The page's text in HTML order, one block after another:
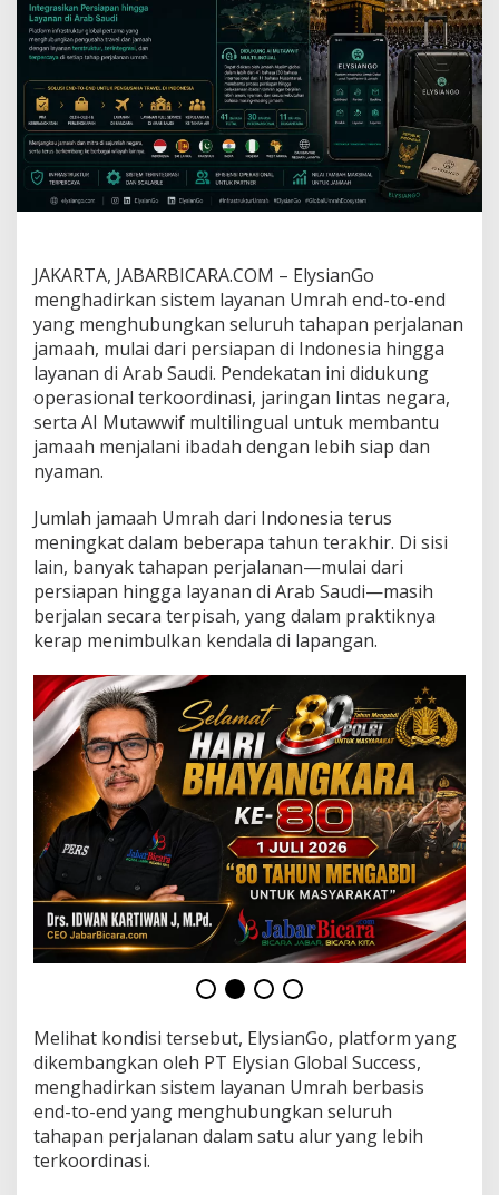
i
s
t
e
m
U
m
h
E
n
d
-
o
-
E
n
r
i
I
n
d
o
n
s
i
a
,
I
n
e
s
i
k
a
n
P
r
s
i
a
a
JAKARTA, JABARBICARA.COM – ElysianGo
menghadirkan sistem layanan Umrah end-to-end
yang menghubungkan seluruh tahapan perjalanan
jamaah, mulai dari persiapan di Indonesia hingga
layanan di Arab Saudi. Pendekatan ini didukung
operasional terkoordinasi, jaringan lintas negara,
serta AI Mutawwif multilingual untuk membantu
jamaah menjalani ibadah dengan lebih siap dan
nyaman.
Jumlah jamaah Umrah dari Indonesia terus
meningkat dalam beberapa tahun terakhir. Di sisi
lain, banyak tahapan perjalanan—mulai dari
persiapan hingga layanan di Arab Saudi—masih
berjalan secara terpisah, yang dalam praktiknya
kerap menimbulkan kendala di lapangan.
Melihat kondisi tersebut, ElysianGo, platform yang
dikembangkan oleh PT Elysian Global Success,
menghadirkan sistem layanan Umrah berbasis
end-to-end yang menghubungkan seluruh
tahapan perjalanan dalam satu alur yang lebih
terkoordinasi.